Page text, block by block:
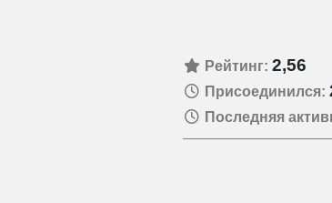
Рейтинг: 2,56
Присоединился:
Последняя